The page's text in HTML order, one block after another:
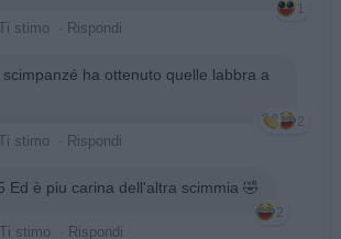
1
Ti stimo Rispondi
scimpanzé ha ottenuto quelle labbra a
2
Ti stimo Rispondi
Ed è piu carina dell'altra scimmia 🤣
2
Ti stimo Rispondi